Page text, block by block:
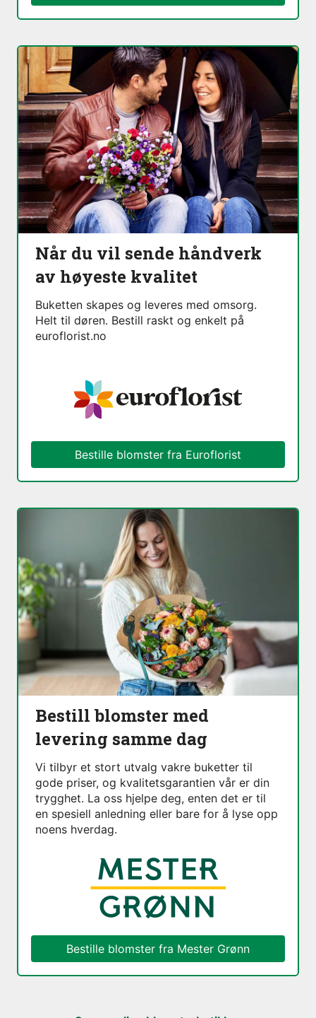
Når du vil sende håndverk
av høyeste kvalitet
Buketten skapes og leveres med omsorg.
Helt til døren. Bestill raskt og enkelt på
euroflorist.no
Bestille blomster fra Euroflorist
Bestill blomster med
levering samme dag
Vi tilbyr et stort utvalg vakre buketter til
gode priser, og kvalitetsgarantien vår er din
trygghet. La oss hjelpe deg, enten det er til
en spesiell anledning eller bare for å lyse opp
noens hverdag.
Bestille blomster fra Mester Grønn